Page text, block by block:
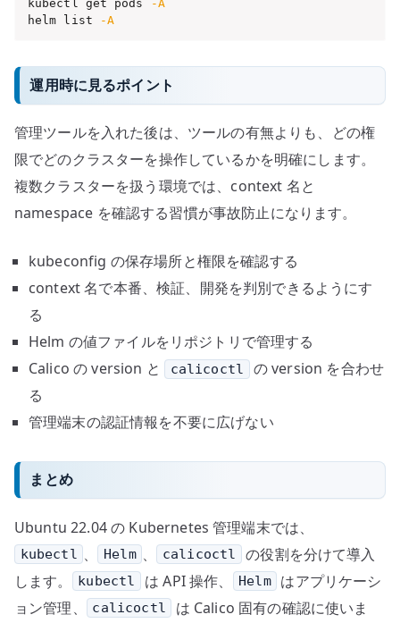
kubectl get pods
-A
helm list
-A
運用時に見るポイント
管理ツールを入れた後は、ツールの有無よりも、どの権
限でどのクラスターを操作しているかを明確にします。
複数クラスターを扱う環境では、context 名と
namespace を確認する習慣が事故防止になります。
kubeconfig の保存場所と権限を確認する
context 名で本番、検証、開発を判別できるようにす
る
Helm の値ファイルをリポジトリで管理する
Calico の version と
calicoctl
の version を合わせ
る
管理端末の認証情報を不要に広げない
まとめ
Ubuntu 22.04 の Kubernetes 管理端末では、
kubectl 、 Helm 、 calicoctl
の役割を分けて導入
します。
kubectl は API 操作、 Helm
はアプリケーシ
ョン管理、
calicoctl
は Calico 固有の確認に使いま